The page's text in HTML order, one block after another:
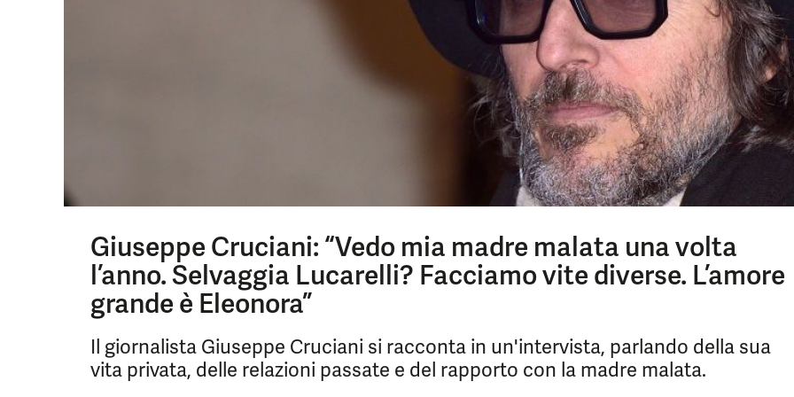
Giuseppe Cruciani: “Vedo mia madre malata una volta
l’anno. Selvaggia Lucarelli? Facciamo vite diverse. L’amore
grande è Eleonora”
Il giornalista Giuseppe Cruciani si racconta in un'intervista, parlando della sua
vita privata, delle relazioni passate e del rapporto con la madre malata.